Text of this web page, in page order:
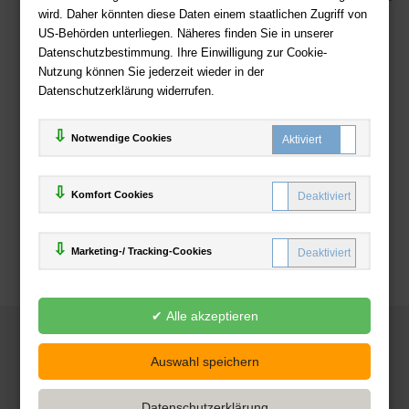
wird. Daher könnten diese Daten einem staatlichen Zugriff von
US-Behörden unterliegen. Näheres finden Sie in unserer
Datenschutzbestimmung. Ihre Einwilligung zur Cookie-
Nutzung können Sie jederzeit wieder in der
Datenschutzerklärung widerrufen.
Notwendige Cookies
Komfort Cookies
Marketing-/ Tracking-Cookies
Zahlweisen
Deutsche-Buchhandlung.de
www.deutsche-buchhandlung.de ist ein Angebot der
Powered by Inooga